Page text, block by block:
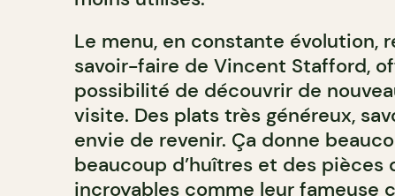
Le menu, en constante évolution,
savoir-faire de Vincent Stafford,
possibilité de découvrir de
visite. Des plats très généreux,
envie de revenir. Ça donne
beaucoup d’huîtres et des pièces
incroyables comme leur